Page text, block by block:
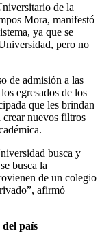
de la
Mora, manifestó
ya que se
pero no
de admisión a las
egresados de los
que les brindan
crear nuevos filtros
busca y
busca la
de un colegio
afirmó
país